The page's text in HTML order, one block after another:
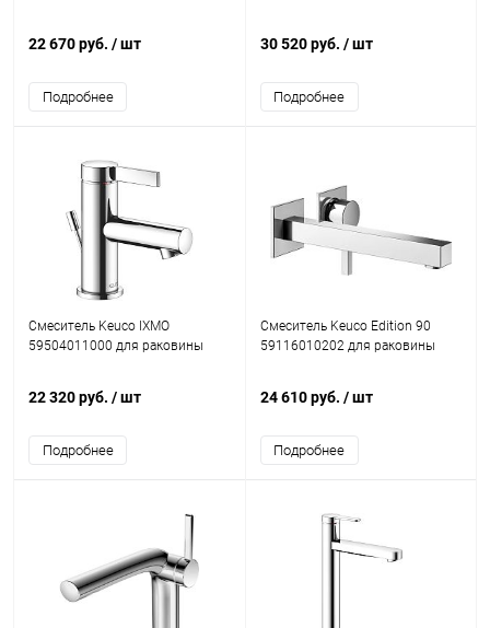
22 670 руб. / шт
Подробнее
30 520 руб. / шт
Подробнее
Смеситель Keuco IXMO
59504011000 для раковины
22 320 руб. / шт
Подробнее
Смеситель Keuco Edition 90
59116010202 для раковины
24 610 руб. / шт
Подробнее